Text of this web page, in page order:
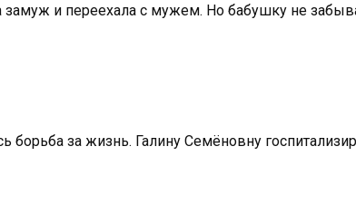
замуж и переехала с мужем. Но бабушку не
за жизнь. Галину Семёновну